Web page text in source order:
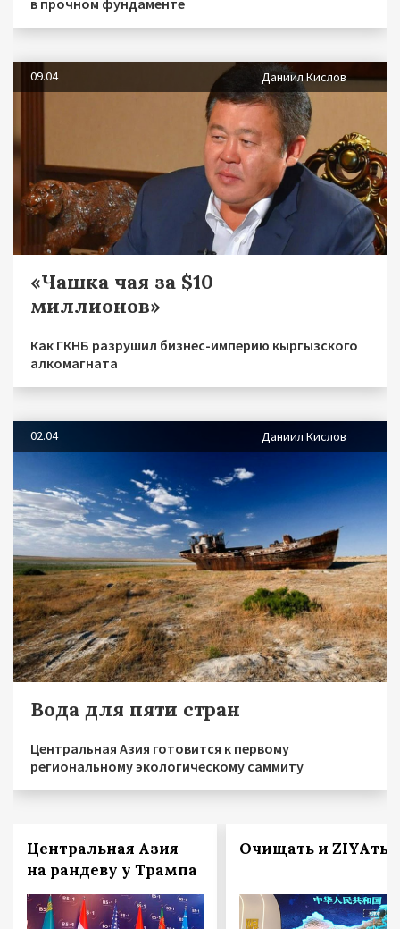
в прочном фундаменте
09.04 Даниил Кислов
«Чашка чая за $10
миллионов»
Как ГКНБ разрушил бизнес-империю кыргызского
алкомагната
02.04 Даниил Кислов
Вода для пяти стран
Центральная Азия готовится к первому
региональному экологическому саммиту
Центральная Азия
на рандеву у Трампа
Очищать и ZIYAть